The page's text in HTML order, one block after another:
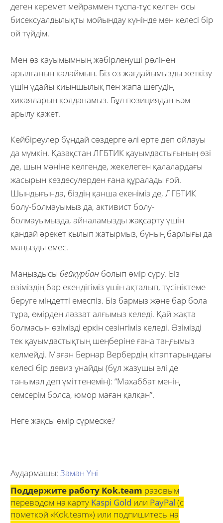
деген керемет мейраммен тұспа-тұс келген осы
бисексуалдылықты мойындау күнінде мен келесі бір
ой түйдім.
Мен өз қауымымның жәбірленуші рөлінен
арылғанын қалаймын. Біз өз жағдайымызды жеткізу
үшін ұдайы қиыншылық пен жапа шегудің
хикаяларын қолданамыз. Бұл позициядан һәм
арылу қажет.
Кейбіреулер бұндай сөздерге әлі ерте деп ойлауы
да мүмкін. Қазақстан ЛГБТИК қауымдастығының өзі
де, шын мәніне келгенде, жекелеген қалалардағы
жасырын кездесулерден ғана құралады ғой.
Шындығында, біздің қанша екеніміз де, ЛГБТИК
болу-болмауымыз да, активист болу-
болмауымызда, айналамызды жақсарту үшін
қандай әрекет қылып жатырмыз, бұның барлығы да
маңызды емес.
Маңыздысы бейқұрбан болып өмір сүру. Біз
өзіміздің бар екендігіміз үшін ақталып, түсініктеме
беруге міндетті емеспіз. Біз бармыз және бар бола
тұра, өмірден ләззат алғымыз келеді. Қай жақта
болмасын өзімізді еркін сезінгіміз келеді. Өзімізді
тек қауымдастықтың шеңберіне ғана таңғымыз
келмейді. Маған Бернар Вербердің кітаптарындағы
келесі бір девиз ұнайды (бұл жазушы әлі де
танымал деп үміттенемін): “Махаббат менің
семсерім болса, юмор маған қалқан”.
Неге жақсы өмір сүрмеске?
Аудармашы: Заман Үні
Поддержите работу Kok.team разовым
переводом на карту Kaspi Gold или PayPal (с
пометкой «Kok.team») или подпишитесь на